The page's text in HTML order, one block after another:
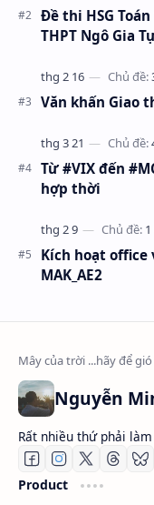
Đề thi HSG
THPT Ngô Gia
Văn khấn Giao
Từ #VIX đến
hợp thời
Kích hoạt office
MAK_AE2
Rất nhiều thứ phải
Product